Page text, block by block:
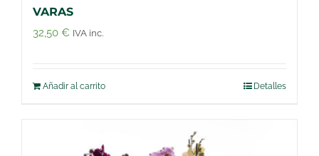
VARAS
32,50 € IVA inc.
Añadir al carrito Detalles